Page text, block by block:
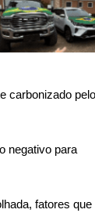
carbonizado pelo
negativo para
fatores que